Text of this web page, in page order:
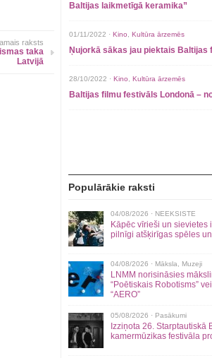
raksts
taka
Latvijā
Baltijas laikmetīgā keramika”
01/11/2022 · Kino Kultūra ārzemēs
Ņujorkā sākas jau piektais Baltijas
28/10/2022 · Kino Kultūra ārzemēs
Baltijas filmu festivāls Londonā –
Populārākie raksti
04/08/2026 · NEEKSISTE
Kāpēc vīrieši un sievietes
pilnīgi atšķirīgas spēles
04/08/2026 · Māksla Muzeji
LNMM norisināsies
“Poētiskais Robotisms”
“AERO”
05/08/2026 · Pasākumi
Izziņota 26. Starptautiskā
kamermūzikas festivāla